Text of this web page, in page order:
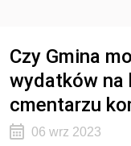
Czy Gmina
wydatków na
cmentarzu
06 wrz 2023